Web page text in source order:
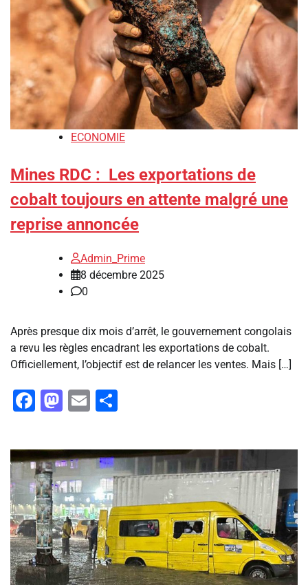
ECONOMIE
Mines RDC : Les exportations de
cobalt toujours en attente malgré une
reprise annoncée
Admin_Prime
8 décembre 2025
0
Après presque dix mois d’arrêt, le gouvernement congolais
a revu les règles encadrant les exportations de cobalt.
Officiellement, l’objectif est de relancer les ventes. Mais […]
Facebook
Mastodon
Email